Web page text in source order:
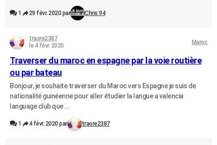
1 29 févr. 2020 par Chris 94
traore2387
le 4 févr. 2020
Maroc
Traverser du maroc en espagne par la voie routière
ou par bateau
Bonjour, je souhaite traverser du Maroc vers Espagne je suis de
nationalité guinéenne pour aller étudier la langue a valencia
language club que ...
1 4 févr. 2020 par traore2387